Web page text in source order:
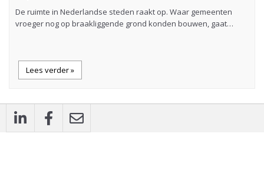
De ruimte in Nederlandse steden raakt op. Waar gemeenten
vroeger nog op braakliggende grond konden bouwen, gaat…
Lees verder »